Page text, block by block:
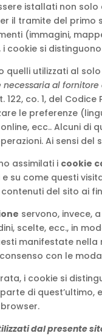
istallati non
il tramite del primo
(immagini,
cookie si
quelli utilizzati al solo
al
122, co. 1, del
le preferenze
ecc.. Alcuni di
Ai sensi del
assimilati i cookie
su come questi
del sito ai
servono, invece,
scelte, ecc., in
manifestate nella
con le
i cookie si
di quest’ultimo, e
dal presente